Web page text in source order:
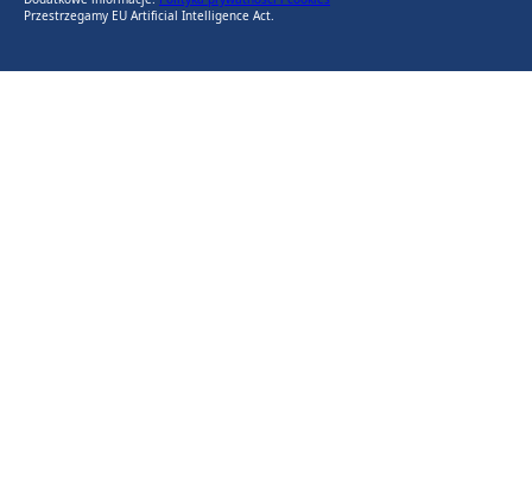
Przestrzegamy EU Artificial Intelligence Act.